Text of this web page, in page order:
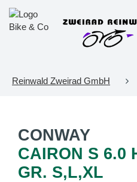
Reinwald Zweirad GmbH
CONWAY
CAIRON S 6.0
GR. S,L,XL